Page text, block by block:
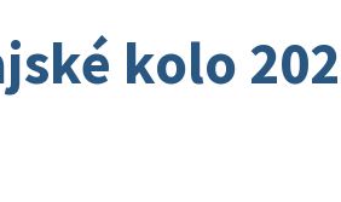
kolo